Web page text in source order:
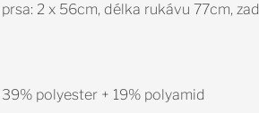
2 x 56cm, délka rukávu 77cm,
polyester + 19% polyamid